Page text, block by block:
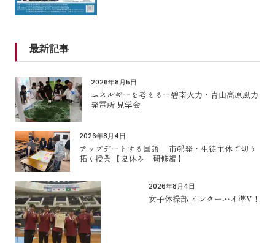
最新記事
2026年8月5日
エネルギーを考えるー碧南火力・青山高原風力
発電所 見学会
2026年8月4日
アップデートする国語 市邨発・生徒主体で切り
拓く授業 【夏休み 研修編】
2026年8月4日
女子体操部 インターハイ準V！